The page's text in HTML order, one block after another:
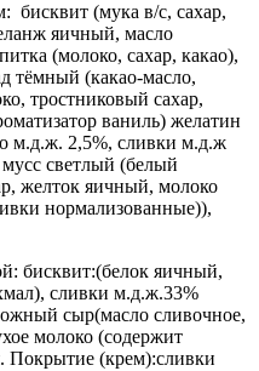
бисквит (мука в/с, сахар,
яичный, масло
(молоко, сахар, какао),
тёмный (какао-масло,
тростниковый сахар,
ваниль) желатин
м.д.ж. 2,5%, сливки м.д.ж
светлый (белый
желток яичный, молоко
нормализованные)),
бисквит:(белок яичный,
сливки м.д.ж.33%
сыр(масло сливочное,
молоко (содержит
Покрытие (крем):сливки